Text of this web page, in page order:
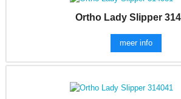
Ortho Lady Slipper
meer info